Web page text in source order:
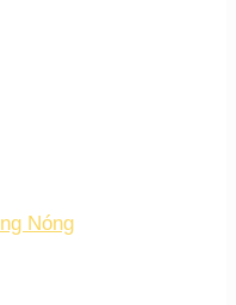
Nóng